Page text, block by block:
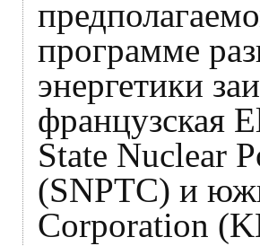
программе
энергетики
французская
State Nuclear
(SNPTC) и
Corporation